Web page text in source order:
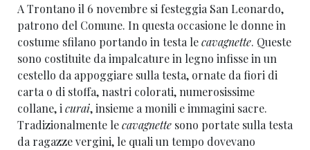
A Trontano il 6 novembre si festeggia San Leonardo,
patrono del Comune. In questa occasione le donne in
costume sfilano portando in testa lecavagnette. Queste
sono costituite da impalcature in legno infisse in un
cestello da appoggiare sulla testa, ornate da fiori di
carta o di stoffa, nastri colorati, numerosissime
collane, i curai, insieme a monili e immagini sacre.
Tradizionalmente lecavagnette sono portate sulla testa
da ragazze vergini, le quali un tempo dovevano